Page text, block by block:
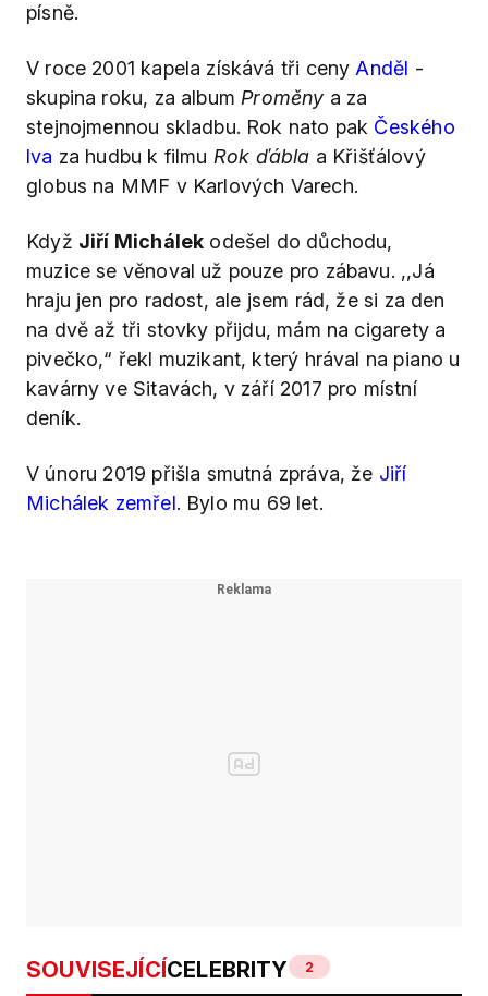
písně.
V roce 2001 kapela získává tři ceny Anděl -
skupina roku, za album Proměny a za
stejnojmennou skladbu. Rok nato pak Českého
lva za hudbu k filmu Rok ďábla a Křišťálový
globus na MMF v Karlových Varech.
Když Jiří Michálek odešel do důchodu,
muzice se věnoval už pouze pro zábavu. ,,Já
hraju jen pro radost, ale jsem rád, že si za den
na dvě až tři stovky přijdu, mám na cigarety a
pivečko,“ řekl muzikant, který hrával na piano u
kavárny ve Sitavách, v září 2017 pro místní
deník.
V únoru 2019 přišla smutná zpráva, že Jiří
Michálek zemřel. Bylo mu 69 let.
SOUVISEJÍCÍCELEBRITY 2